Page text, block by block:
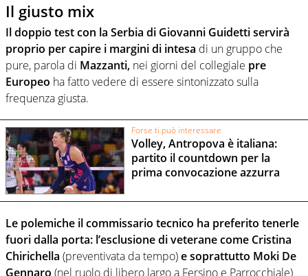
Il giusto mix
Il doppio test con la Serbia di Giovanni Guidetti servirà
proprio per capire i margini di intesa di un gruppo che
pure, parola di Mazzanti, nei giorni del collegiale pre
Europeo ha fatto vedere di essere sintonizzato sulla
frequenza giusta.
Forse ti può interessare
Volley, Antropova è italiana:
partito il countdown per la
prima convocazione azzurra
Le polemiche il commissario tecnico ha preferito tenerle
fuori dalla porta: l’esclusione di veterane come Cristina
Chirichella (preventivata da tempo)e soprattutto Moki De
Gennaro (nel ruolo di libero largo a Fersino e Parrocchiale)